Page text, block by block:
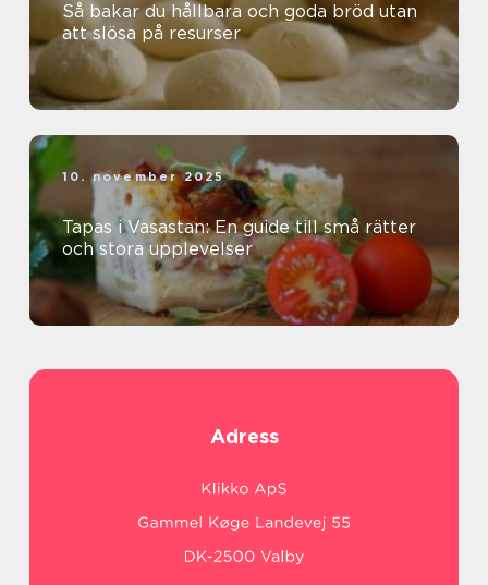
Så bakar du hållbara och goda bröd utan
att slösa på resurser
10. november 2025
Tapas i Vasastan: En guide till små rätter
och stora upplevelser
Adress